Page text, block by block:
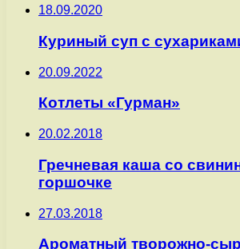
18.09.2020
Куриный суп с
20.09.2022
Котлеты «Гурман»
20.02.2018
Гречневая каша со
горшочке
27.03.2018
Ароматный творожно-